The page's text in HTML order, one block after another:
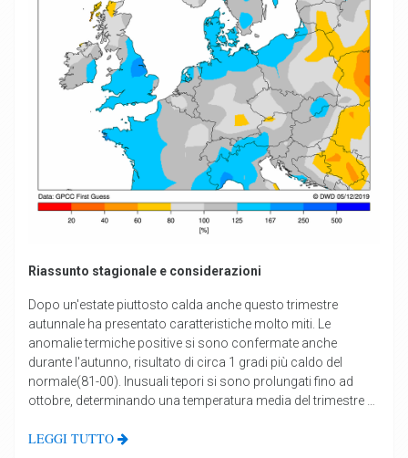
Riassunto stagionale e considerazioni
Dopo un'estate piuttosto calda anche questo trimestre
autunnale ha presentato caratteristiche molto miti. Le
anomalie termiche positive si sono confermate anche
durante l'autunno, risultato di circa 1 gradi più caldo del
normale(81-00). Inusuali tepori si sono prolungati fino ad
ottobre, determinando una temperatura media del trimestre …
LEGGI TUTTO